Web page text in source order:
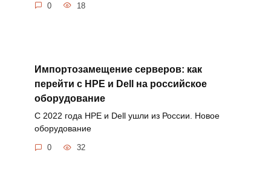
0 18
Импортозамещение серверов: как
перейти с HPE и Dell на российское
оборудование
С 2022 года HPE и Dell ушли из России. Новое
оборудование
0 32